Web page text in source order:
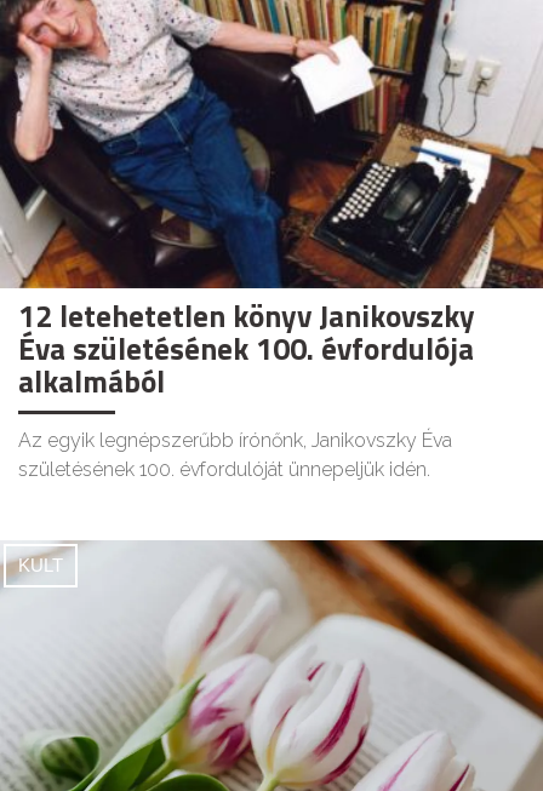
12 letehetetlen könyv Janikovszky
Éva születésének 100. évfordulója
alkalmából
Az egyik legnépszerűbb írónőnk, Janikovszky Éva
születésének 100. évfordulóját ünnepeljük idén.
KULT